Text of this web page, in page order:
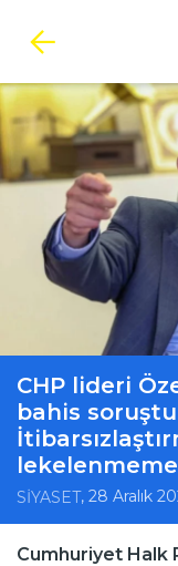
CHP lideri
bahis
SİYASET, 28 Aralık
Cumhuriyet Halk